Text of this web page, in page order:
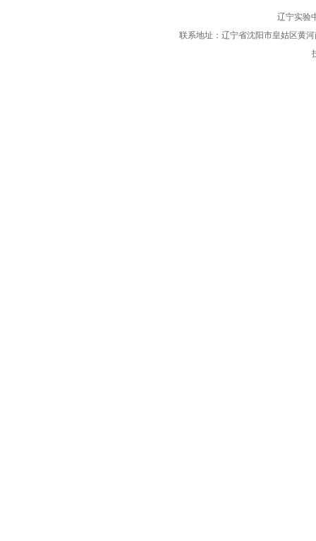
辽宁实验
联系地址：辽宁省沈阳市皇姑区黄河